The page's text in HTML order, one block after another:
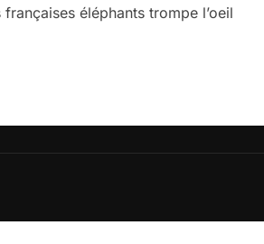
éléphants trompe l’oeil